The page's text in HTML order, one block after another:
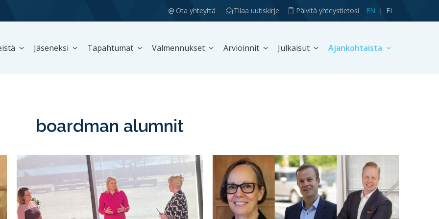
EN FI
Ota yhteyttä Tilaa uutiskirje Päivitä yhteystietosi
Jäseneksi Tapahtumat Valmennukset Arvioinnit Julkaisut Ajankohtaista
boardman alumnit